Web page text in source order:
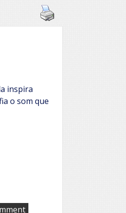
inspira
o som que
on